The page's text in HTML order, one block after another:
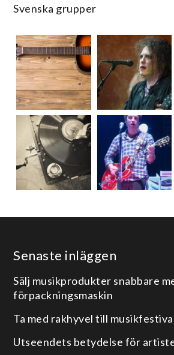
Svenska grupper
Senaste inläggen
Sälj musikprodukter snabbare
förpackningsmaskin
Ta med rakhyvel till
Utseendets betydelse för